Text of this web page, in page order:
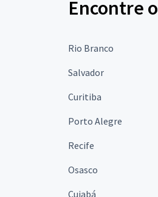
Encontre
Rio Branco
Salvador
Curitiba
Porto Alegre
Recife
Osasco
Cuiabá